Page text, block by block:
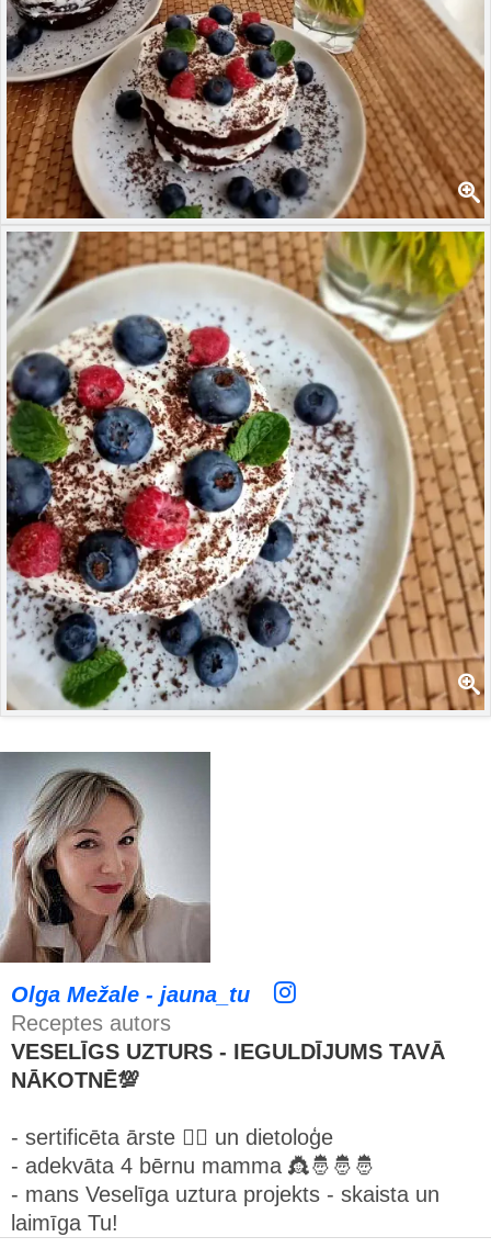
Olga Mežale - jauna_tu
Receptes autors
VESELĪGS UZTURS - IEGULDĪJUMS TAVĀ
NĀKOTNĒ💯
- sertificēta ārste 👩‍⚕️ un dietoloģe
- adekvāta 4 bērnu mamma 👸🤴🤴🤴
- mans Veselīga uztura projekts - skaista un
laimīga Tu!